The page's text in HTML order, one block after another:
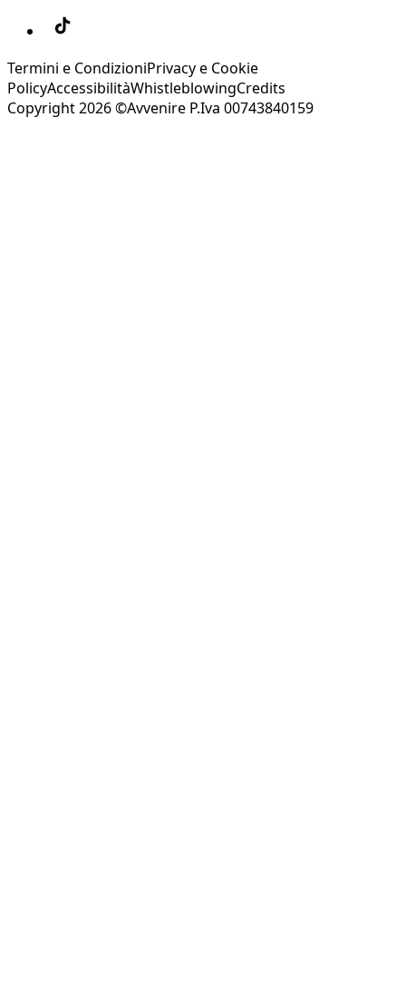
Termini e CondizioniPrivacy e Cookie
PolicyAccessibilitàWhistleblowingCredits
Copyright 2026 ©Avvenire P.Iva 00743840159